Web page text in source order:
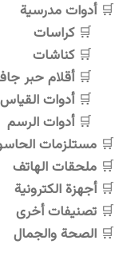
أدوات مدرسية
كراسات
كناشات
أقلام حبر
أدوات القياس
أدوات الرسم
مستلزمات
ملحقات الهاتف
أجهزة الكترونية
تصنيفات أخرى
الصحة والجمال